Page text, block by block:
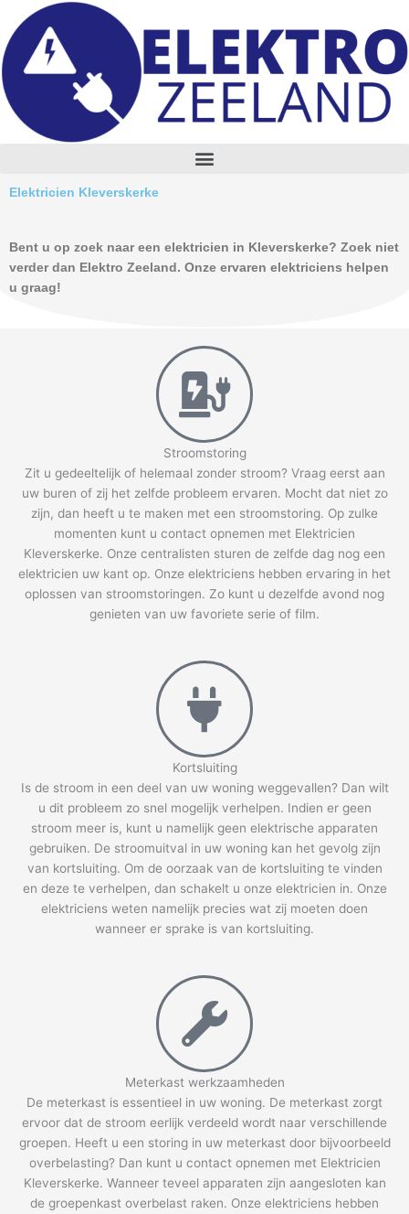
content
M
e
Elektricien Kleverskerke
Bent u op zoek naar een elektricien in Kleverskerke? Zoek niet
verder dan Elektro Zeeland. Onze ervaren elektriciens helpen
u graag!
Stroomstoring
Zit u gedeeltelijk of helemaal zonder stroom? Vraag eerst aan
uw buren of zij het zelfde probleem ervaren. Mocht dat niet zo
zijn, dan heeft u te maken met een stroomstoring. Op zulke
momenten kunt u contact opnemen met Elektricien
Kleverskerke. Onze centralisten sturen de zelfde dag nog een
elektricien uw kant op. Onze elektriciens hebben ervaring in het
oplossen van stroomstoringen. Zo kunt u dezelfde avond nog
genieten van uw favoriete serie of film.
Kortsluiting
Is de stroom in een deel van uw woning weggevallen? Dan wilt
u dit probleem zo snel mogelijk verhelpen. Indien er geen
stroom meer is, kunt u namelijk geen elektrische apparaten
gebruiken. De stroomuitval in uw woning kan het gevolg zijn
van kortsluiting. Om de oorzaak van de kortsluiting te vinden
en deze te verhelpen, dan schakelt u onze elektricien in. Onze
elektriciens weten namelijk precies wat zij moeten doen
wanneer er sprake is van kortsluiting.
Meterkast werkzaamheden
De meterkast is essentieel in uw woning. De meterkast zorgt
ervoor dat de stroom eerlijk verdeeld wordt naar verschillende
groepen. Heeft u een storing in uw meterkast door bijvoorbeeld
overbelasting? Dan kunt u contact opnemen met Elektricien
Kleverskerke. Wanneer teveel apparaten zijn aangesloten kan
de groepenkast overbelast raken. Onze elektriciens hebben